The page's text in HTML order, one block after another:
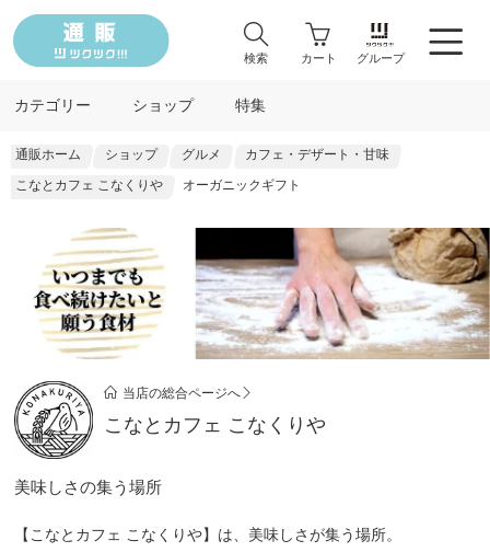
検索 カート グループ
カテゴリー ショップ 特集
通販ホーム ショップ グルメ
カフェ・デザート・甘味
こなとカフェ こなくりや
オーガニックギフト
当店の総合ページへ
こなとカフェ こなくりや
美味しさの集う場所
【こなとカフェ こなくりや】は、美味しさが集う場所。